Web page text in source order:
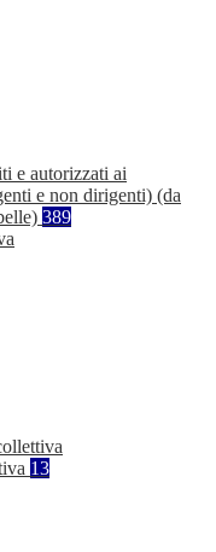
e autorizzati ai
e non dirigenti) (da
389
13